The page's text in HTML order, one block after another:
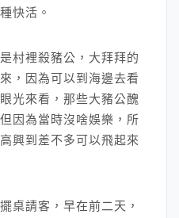
快活。
村裡殺豬公，大拜拜的
，因為可以到海邊去看
光來看，那些大豬公醜
因為當時沒啥娛樂，所
興到差不多可以飛起來
桌請客，早在前二天，